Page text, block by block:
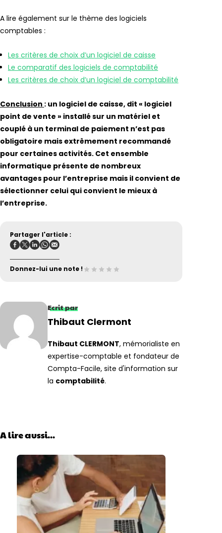
A lire également sur le thème des logiciels
comptables :
Les critères de choix d’un logiciel de caisse
Le comparatif des logiciels de comptabilité
Les critères de choix d’un logiciel de comptabilité
Conclusion : un logiciel de caisse, dit « logiciel
point de vente » installé sur un matériel et
couplé à un terminal de paiement n’est pas
obligatoire mais extrêmement recommandé
pour certaines activités. Cet ensemble
informatique présente de nombreux
avantages pour l’entreprise mais il convient de
sélectionner celui qui convient le mieux à
l’entreprise.
Partager l'article :
Donnez-lui une note !
Ecrit par
Thibaut Clermont
Thibaut CLERMONT, mémorialiste en
expertise-comptable et fondateur de
Compta-Facile, site d'information sur
la comptabilité.
A lire aussi...